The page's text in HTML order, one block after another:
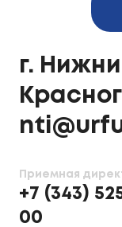
г.
Приемная
+7 (343)
00